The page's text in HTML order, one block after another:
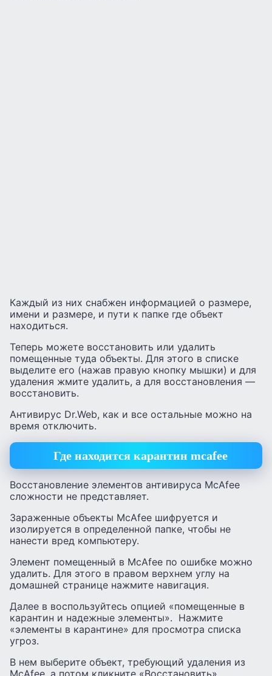
Каждый из них снабжен информацией о размере,
имени и размере, и пути к папке где объект
находиться.
Теперь можете восстановить или удалить
помещенные туда объекты. Для этого в списке
выделите его (нажав правую кнопку мышки) и для
удаления жмите удалить, а для восстановления —
восстановить.
Антивирус Dr.Web, как и все остальные можно на
время отключить.
Где находится карантин mcafee
Восстановление элементов антивируса McAfee
сложности не представляет.
Зараженные объекты McAfee шифруется и
изолируется в определенной папке, чтобы не
нанести вред компьютеру.
Элемент помещенный в McAfee по ошибке можно
удалить. Для этого в правом верхнем углу на
домашней странице нажмите навигация.
Далее в воспользуйтесь опцией «помещенные в
карантин и надежные элементы». Нажмите
«элементы в карантине» для просмотра списка
угроз.
В нем выберите объект, требующий удаления из
McAfee, а потом кликните «Восстановить».